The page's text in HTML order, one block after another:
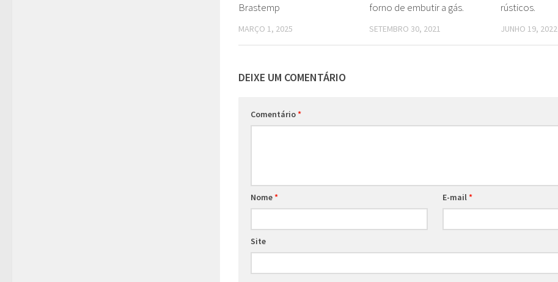
Brastemp
MARÇO 1, 2025
forno de embutir a gás.
SETEMBRO 30, 2021
rústicos.
JUNHO 19, 2022
DEIXE UM COMENTÁRIO
Comentário*
Nome* E-mail*
Site